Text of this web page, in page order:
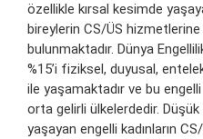
özellikle kırsal kesimde
bireylerin CS/ÜS
bulunmaktadır. Dünya
%15’i fiziksel, duyusal,
ile yaşamaktadır ve bu
orta gelirli ülkelerdedir.
yaşayan engelli kadınların